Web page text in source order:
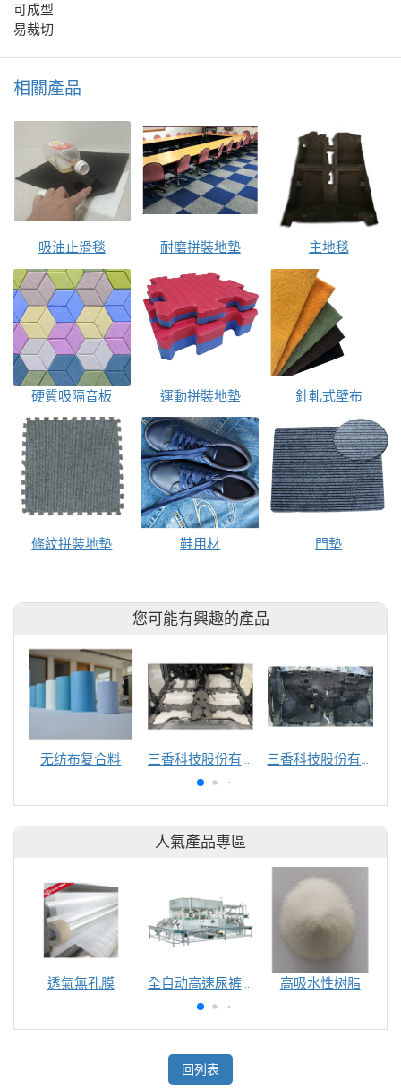
可成型
易裁切
相關產品
吸油止滑毯 耐磨拼裝地墊 主地毯
硬質吸隔音板 運動拼裝地墊 針軋式壁布
條紋拼裝地墊 鞋用材 門墊
您可能有興趣的產品
无纺布复合料 三香科技股份有限公司 三香科技股份有限公司
人氣產品專區
透氣無孔膜 全自动高速尿裤包装机（自动换号） 高吸水性树脂
回列表